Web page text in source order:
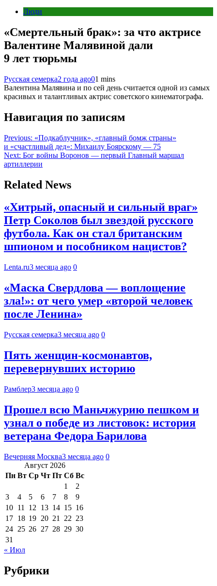
Люди
«Смертельный брак»: за что актрисе
Валентине Малявиной дали
9 лет тюрьмы
Русская семерка2 года ago01 mins
Валентина Малявина и по сей день считается одной из самых
красивых и талантливых актрис советского кинематографа.
Навигация по записям
Previous: «Подкаблучник», «главный бомж страны»
и «счастливый дед»: Михаилу Боярскому — 75
Next: Бог войны Воронов — первый Главный маршал
артиллерии
Related News
«Хитрый, опасный и сильный враг»
Петр Соколов был звездой русского
футбола. Как он стал британским
шпионом и пособником нацистов?
Lenta.ru3 месяца ago 0
«Маска Свердлова — воплощение
зла!»: от чего умер «второй человек
после Ленина»
Русская семерка3 месяца ago 0
Пять женщин-космонавтов,
перевернувших историю
Рамблер3 месяца ago 0
Прошел всю Маньчжурию пешком и
узнал о победе из листовок: история
ветерана Федора Барилова
Вечерняя Москва3 месяца ago 0
Август 2026
Пн Вт Ср Чт Пт Сб Вс
1
2
3
4 5 6 7 8
9
10 11 12 13 14 15 16
17 18 19 20 21 22 23
24 25 26 27 28 29 30
31
« Июл
Рубрики